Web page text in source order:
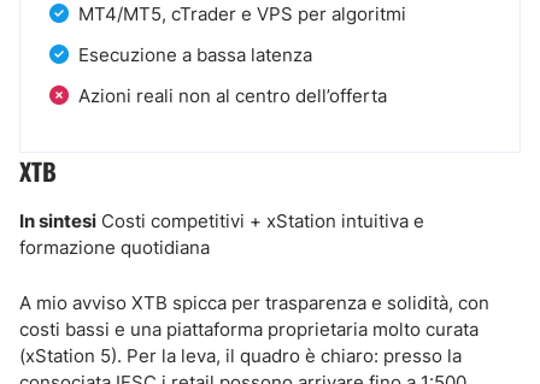
MT4/MT5, cTrader e VPS per algoritmi
Esecuzione a bassa latenza
Azioni reali non al centro dell’offerta
XTB
In sintesi Costi competitivi + xStation intuitiva e
formazione quotidiana
A mio avviso XTB spicca per trasparenza e solidità, con
costi bassi e una piattaforma proprietaria molto curata
(xStation 5). Per la leva, il quadro è chiaro: presso la